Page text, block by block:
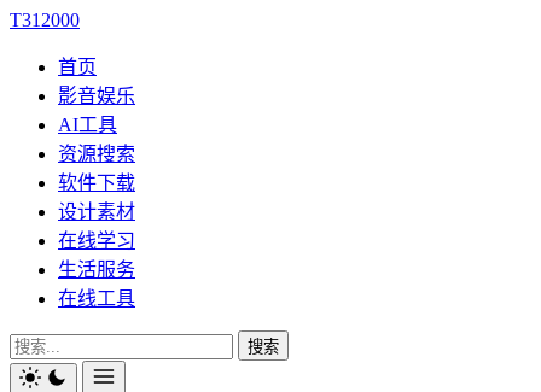
T312000
首页
影音娱乐
AI工具
资源搜索
软件下载
设计素材
在线学习
生活服务
在线工具
搜索